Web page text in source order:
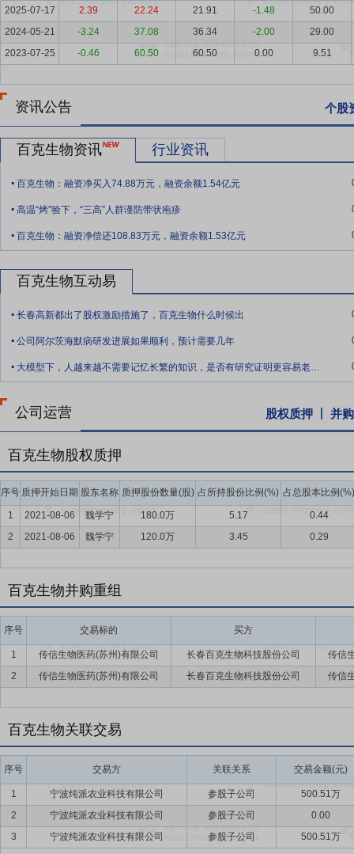
成了与国家药监局疫苗追溯协同平台的对接，实现了追溯信息互通共
要点8：完善的营销体系
公司建立了完善的营销体系，产品覆盖全国
高效的市场服务，保障产品供应和服务及时、迅速，充分保障客户权
的健康认知；同时对公司营销体系进行调整，全面提升公司整体运营效
要点9：自愿锁定股份
自公司股票上市之日起三十六个月内,不转让
间接持有的该部分股份。
要点10： 股利分配
在满足现金分红条件的基础上,结合公司持续经营
年以现金方式累计分配的利润不少于最近3年实现的年均可分配利润的
要点11： 稳定股价措施
公司首次公开发行股票并上市后三年内,如公
持股份、公司全体董事(独立董事除外)和高级管理人员增持公司股票以
2025-07-17 2.39 22.24 21.91 -1.48
50.00
2024-05-21
-3.24 37.08 36.34 -2.00
29.00
2023-07-25
-0.46 60.50 60.50 0.00 9.51
资讯公告 个股
百克生物资讯 行业资讯
. 百克生物：融资净买入74.88万元，融资余额1.54亿元
. 高温“烤”验下，“三高”人群谨防带状疱疹
. 百克生物：融资净偿还108.83万元，融资余额1.53亿元
百克生物互动易
. 长春高新都出了股权激励措施了，百克生物什么时候出
. 公司阿尔茨海默病研发进展如果顺利，预计需要几年
. 大模型下，人越来越不需要记忆长繁的知识，是否有研究证明更容易老年痴呆，毕竟麻将就
公司运营 股权质押 并
百克生物股权质押
序号 质押开始日期 股东名称 质押股份数量(股) 占所持股份比例(%) 占总股本比例(%)
1 2021-08-06 魏学宁 180.0万 5.17
0.44
2
2021-08-06 魏学宁 120.0万 3.45 0.29
百克生物并购重组
序号 交易标的 买方
1 传信生物医药(苏州)有限公司 长春百克生物科技股份公司
传信
2
传信生物医药(苏州)有限公司 长春百克生物科技股份公司 传信
百克生物关联交易
序号 交易方 关联关系 交易金额(元)
1 宁波纯派农业科技有限公司 参股子公司
500.51万
2
宁波纯派农业科技有限公司 参股子公司
0.00
3
宁波纯派农业科技有限公司 参股子公司 500.51万